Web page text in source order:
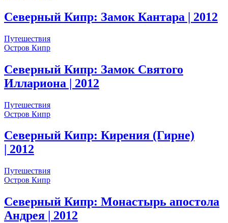
Северный Кипр: Замок Кантара | 2012
Путешествия
Остров Кипр
Северный Кипр: Замок Святого
Иллариона | 2012
Путешествия
Остров Кипр
Северный Кипр: Кирения (Гирне)
| 2012
Путешествия
Остров Кипр
Северный Кипр: Монастырь апостола
Андрея | 2012